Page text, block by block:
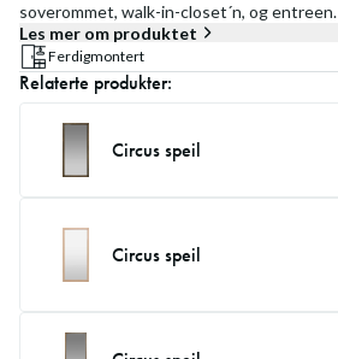
soverommet, walk-in-closet´n, og entreen.
Les mer om produktet
Ferdigmontert
Relaterte produkter:
Circus speil
Circus speil